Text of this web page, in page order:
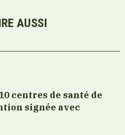
AUSSI
centres de santé de
signée avec